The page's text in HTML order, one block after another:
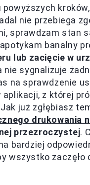
powyższych
nie przebiega
sprawdzam stan
banalny
lub zacięcie w
nie sygnalizuje
na sprawdzenie
aplikacji, z której
już zgłębiasz
drukowania
przezroczystej.
bardziej
wszystko zaczęło